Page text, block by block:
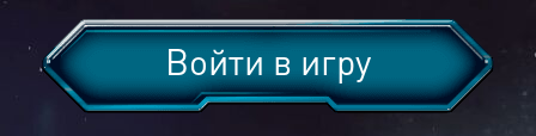
Войти в игру